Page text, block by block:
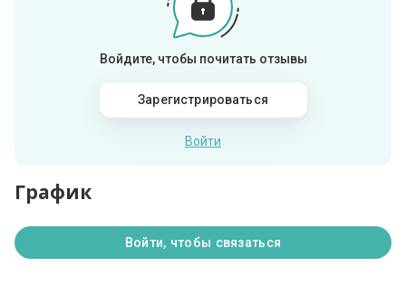
Войдите, чтобы почитать отзывы
Зарегистрироваться
Войти
График
Войти, чтобы связаться